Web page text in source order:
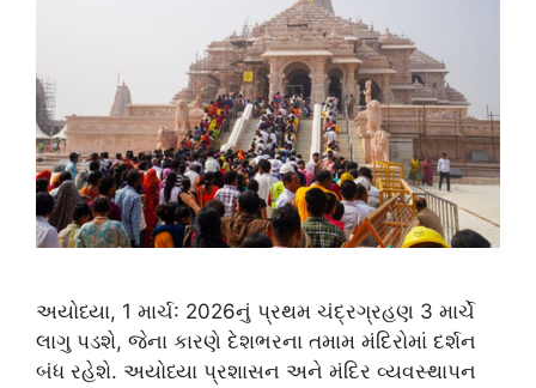
અયોધ્યા, 1 માર્ચ: 2026નું પ્રથમ ચંદ્રગ્રહણ 3 માર્ચે
લાગુ પડશે, જેના કારણે દેશભરના તમામ મંદિરોમાં દર્શન
બંધ રહેશે. અયોધ્યા પ્રશાસન અને મંદિર વ્યવસ્થાપન